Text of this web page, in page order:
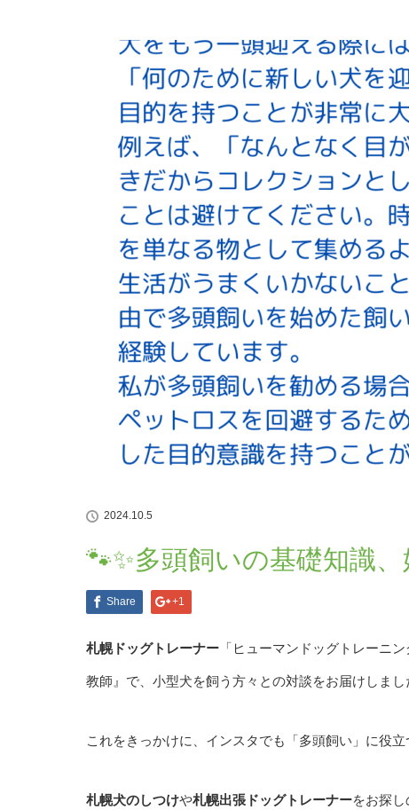
2024.10.5
🐾✨多頭飼いの基礎知識
Share +1
札幌ドッグトレーナー 「ヒューマンドッグトレーニ
教師』で、小型犬を飼う方々との対談をお届けしまし
これをきっかけに、インスタでも「多頭飼い」に役
札幌犬のしつけや札幌出張ドッグトレーナーをお探